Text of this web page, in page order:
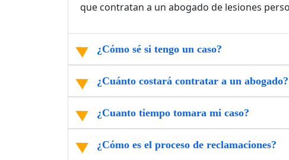
que contratan a un abogado de lesiones
¿Cómo sé si tengo un caso?
¿Cuánto costará contratar a un abogado?
¿Cuanto tiempo tomara mi caso?
¿Cómo es el proceso de reclamaciones?